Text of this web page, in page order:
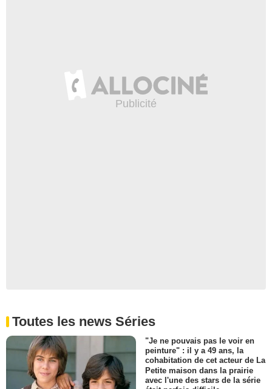
Toutes les news Séries
"Je ne pouvais pas le voir en
peinture" : il y a 49 ans, la
cohabitation de cet acteur de La
Petite maison dans la prairie
avec l'une des stars de la série